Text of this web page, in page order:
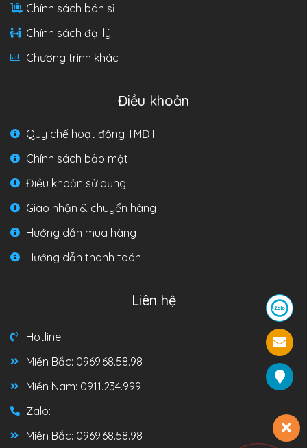
Chính sách bán sỉ
Chính sách đại lý
Chương trình khác
Điều khoản
Quy chế hoạt động TMĐT
Chính sách bảo mật
Điều khoản sử dụng
Giao nhận & chuyển hàng
Hướng dẫn mua hàng
Hướng dẫn thanh toán
Liên hệ
Hotline:
Miền Bắc: 0969.68.58.98
Miền Nam: 0911.234.999
Zalo:
Miền Bắc: 0969.68.58.98